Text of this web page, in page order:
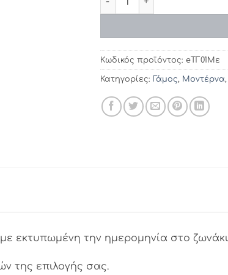
Κωδικός προϊόντος: eΤΓ01Με
Κατηγορίες: Γάμος, Μοντέρνα
εκτυπωμένη την ημερομηνία στο
της επιλογής σας.